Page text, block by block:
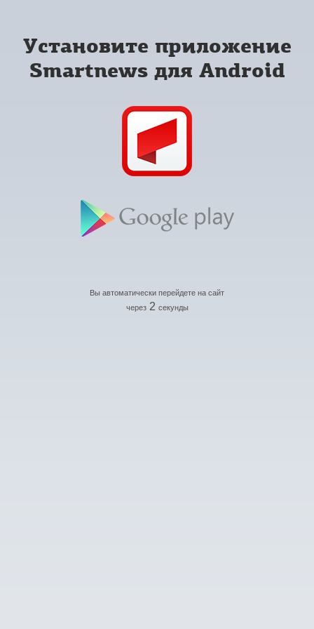
Установите приложение
Smartnews для Android
Вы автоматически перейдете на сайт
через 2 секунды